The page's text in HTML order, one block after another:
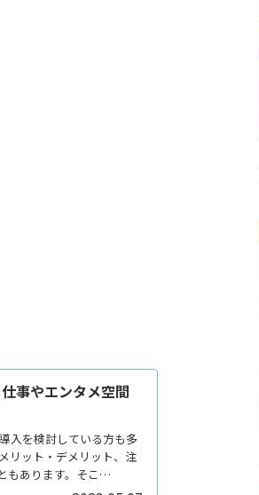
事やエンタメ空間
入を検討している方も多
リット・デメリット、注
もあります。そこ